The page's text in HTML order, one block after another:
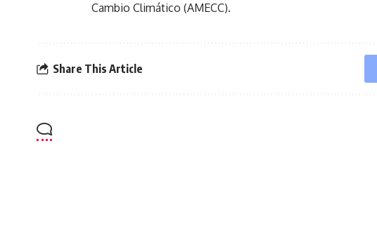
Cambio Climático (AMECC).
Share This Article